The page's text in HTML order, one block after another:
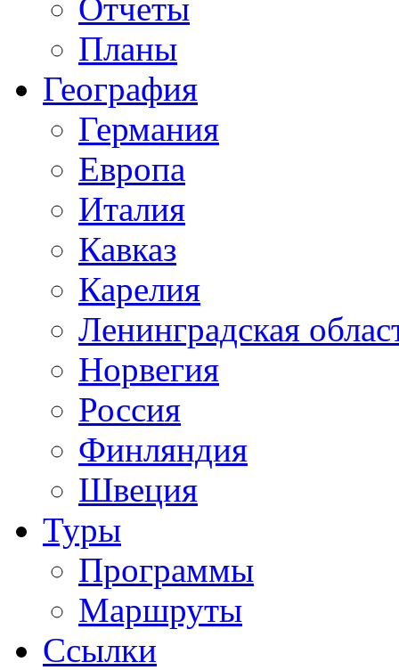
Отчеты
Планы
География
Германия
Европа
Италия
Кавказ
Карелия
Ленинградская
Норвегия
Россия
Финляндия
Швеция
Туры
Программы
Маршруты
Ссылки